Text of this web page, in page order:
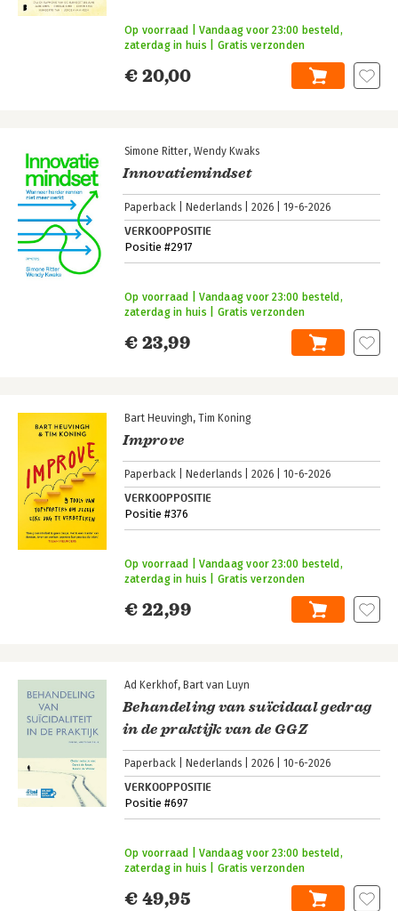
€ 20,00
Op voorraad | Vandaag voor 23:00 besteld,
zaterdag in huis | Gratis verzonden
Simone Ritter Wendy Kwaks
Innovatiemindset
Paperback Nederlands 2026 19-6-2026
VERKOOPPOSITIE
Positie #2917
€ 23,99
Op voorraad | Vandaag voor 23:00 besteld,
zaterdag in huis | Gratis verzonden
Bart Heuvingh Tim Koning
Improve
Paperback Nederlands 2026 10-6-2026
VERKOOPPOSITIE
Positie #376
€ 22,99
Op voorraad | Vandaag voor 23:00 besteld,
zaterdag in huis | Gratis verzonden
Ad Kerkhof Bart van Luyn
Behandeling van suïcidaal gedrag
in de praktijk van de GGZ
Paperback Nederlands 2026 10-6-2026
VERKOOPPOSITIE
Positie #697
€ 49,95
Op voorraad | Vandaag voor 23:00 besteld,
zaterdag in huis | Gratis verzonden